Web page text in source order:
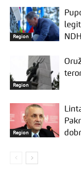
Region
NDH
Region
Region